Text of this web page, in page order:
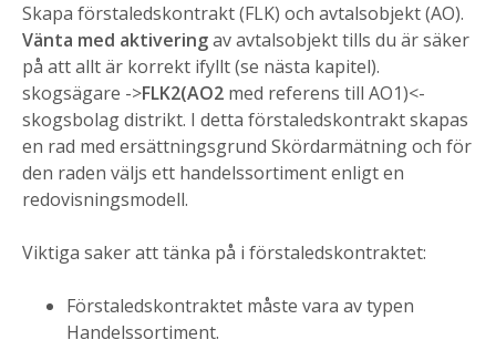
Skapa förstaledskontrakt (FLK) och avtalsobjekt (AO).
Vänta med aktiveringav avtalsobjekt tills du är säker
på att allt är korrekt ifyllt (se nästa kapitel).
skogsägare ->FLK2(AO2 med referens till AO1)<-
skogsbolag distrikt. I detta förstaledskontrakt skapas
en rad med ersättningsgrund Skördarmätning och för
den raden väljs ett handelssortiment enligt en
redovisningsmodell.
Viktiga saker att tänka på i förstaledskontraktet:
Förstaledskontraktet måste vara av typen
Handelssortiment.